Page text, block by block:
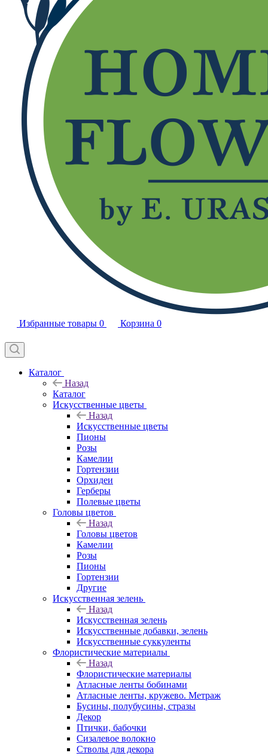
Избранные товары 0 Корзина 0
Каталог
Назад
Каталог
Искусственные цветы
Назад
Искусственные цветы
Пионы
Розы
Камелии
Гортензии
Орхидеи
Герберы
Полевые цветы
Головы цветов
Назад
Головы цветов
Камелии
Розы
Пионы
Гортензии
Другие
Искусственная зелень
Назад
Искусственная зелень
Искусственные добавки, зелень
Искусственные суккуленты
Флористические материалы
Назад
Флористические материалы
Атласные ленты бобинами
Атласные ленты, кружево. Метраж
Бусины, полубусины, стразы
Декор
Птички, бабочки
Сизалевое волокно
Стволы для декора